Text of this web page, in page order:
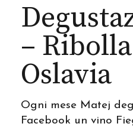
–
Oslavia
Ogni mese Matej
Facebook un vino